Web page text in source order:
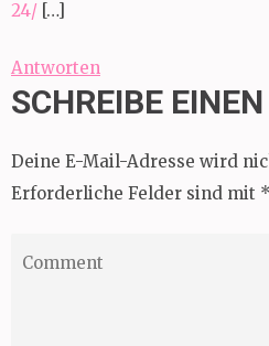
24/ […]
Antworten
SCHREIBE
Deine E-Mail-Adresse wird
Erforderliche Felder sind mit *